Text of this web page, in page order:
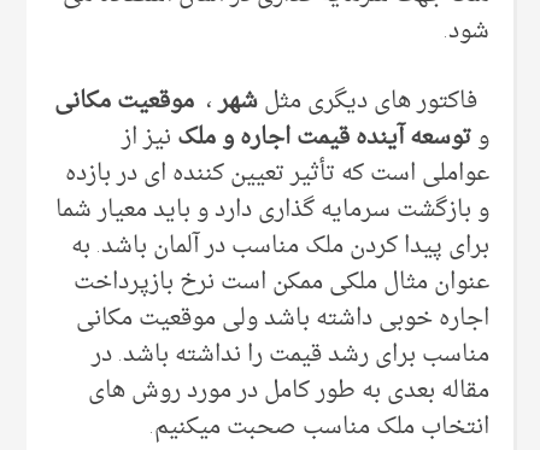
شود.
فاکتور های دیگری مثلشهر،موقعیت مکانی
وتوسعه آینده قیمت اجاره و ملکنیز از
عواملی است که تأثیر تعیین کننده ای در بازده
و بازگشت سرمایه گذاری دارد و باید معیار شما
برای پیدا کردن ملک مناسب در آلمان باشد. به
عنوان مثال ملکی ممکن است نرخ بازپرداخت
اجاره خوبی داشته باشد ولی موقعیت مکانی
مناسب برای رشد قیمت را نداشته باشد. در
مقاله بعدی به طور کامل در مورد روش های
انتخاب ملک مناسب صحبت میکنیم.